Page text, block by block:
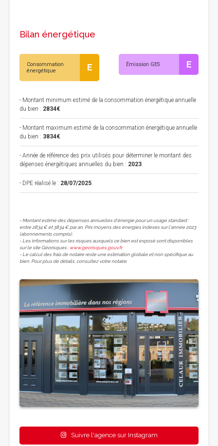
Bilan énergétique
Consommation
énergétique
E Émission GES E
- Montant minimum estimé de la consommation énergétique annuelle
du bien : 2834€.
- Montant maximum estimé de la consommation énergétique annuelle
du bien : 3834€.
- Année de référence des prix utilisés pour déterminer le montant des
dépenses énergétiques annuelles du bien : 2023.
- DPE réalisé le : 28/07/2025.
- Montant estimé des dépenses annuelles d'énergie pour un usage standard :
entre 2834 € et 3834 € par an. Prix moyens des énergies indexés sur l'année 2023
(abonnements compris).
- Les informations sur les risques auxquels ce bien est exposé sont disponibles
sur le site Géorisques :www.georisques.gouv.fr.
- Le calcul des frais de notaire reste une estimation globale et non spécifique au
bien. Pour plus de détails, consultez votre notaire.
Suivre l'agence sur Instagram